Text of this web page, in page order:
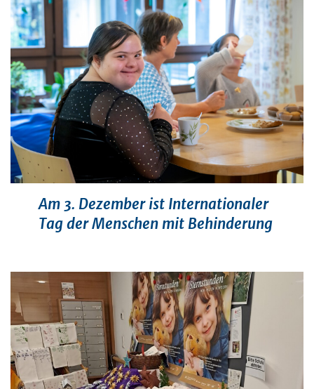
Am 3. Dezember ist Internationaler
Tag der Menschen mit Behinderung